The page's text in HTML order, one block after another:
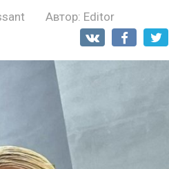
Автор: Editor